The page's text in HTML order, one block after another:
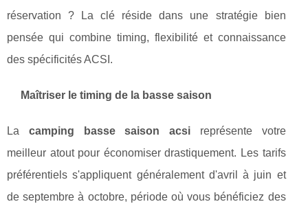
réservation ? La clé réside dans une stratégie bien
pensée qui combine timing, flexibilité et connaissance
des spécificités ACSI.
Maîtriser le timing de la basse saison
La camping basse saison acsi représente votre
meilleur atout pour économiser drastiquement. Les tarifs
préférentiels s'appliquent généralement d'avril à juin et
de septembre à octobre, période où vous bénéficiez des